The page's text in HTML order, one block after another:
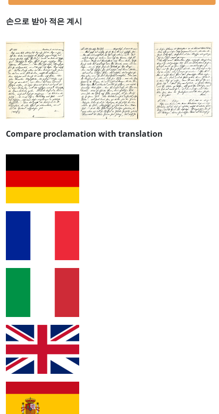
손으로 받아 적은 계시
Compare proclamation with translation